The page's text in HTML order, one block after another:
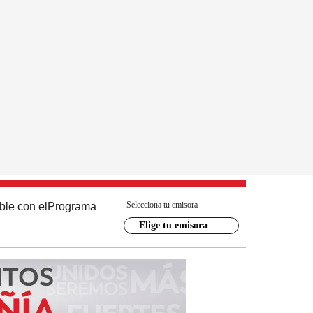
con el Programa Selecciona tu emisora
Elige tu emisora